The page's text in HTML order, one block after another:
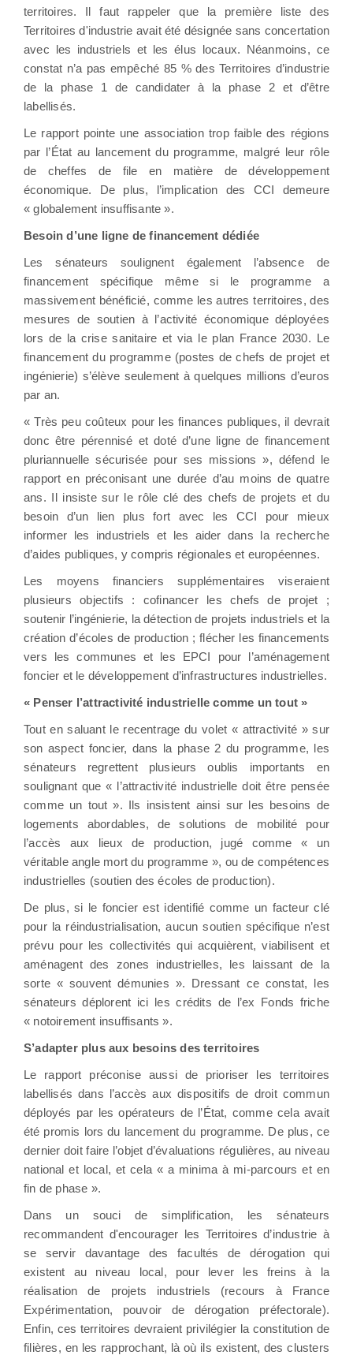
territoires. Il faut rappeler que la première liste des
Territoires d'industrie avait été désignée sans concertation
avec les industriels et les élus locaux. Néanmoins, ce
constat n’a pas empêché 85 % des Territoires d’industrie
de la phase 1 de candidater à la phase 2 et d’être
labellisés.
Le rapport pointe une association trop faible des régions
par l’État au lancement du programme, malgré leur rôle
de cheffes de file en matière de développement
économique. De plus, l’implication des CCI demeure
« globalement insuffisante ».
Besoin d’une ligne de financement dédiée
Les sénateurs soulignent également l’absence de
financement spécifique même si le programme a
massivement bénéficié, comme les autres territoires, des
mesures de soutien à l’activité économique déployées
lors de la crise sanitaire et via le plan France 2030. Le
financement du programme (postes de chefs de projet et
ingénierie) s’élève seulement à quelques millions d’euros
par an.
« Très peu coûteux pour les finances publiques, il devrait
donc être pérennisé et doté d’une ligne de financement
pluriannuelle sécurisée pour ses missions », défend le
rapport en préconisant une durée d’au moins de quatre
ans. Il insiste sur le rôle clé des chefs de projets et du
besoin d’un lien plus fort avec les CCI pour mieux
informer les industriels et les aider dans la recherche
d’aides publiques, y compris régionales et européennes.
Les moyens financiers supplémentaires viseraient
plusieurs objectifs : cofinancer les chefs de projet ;
soutenir l’ingénierie, la détection de projets industriels et la
création d’écoles de production ; flécher les financements
vers les communes et les EPCI pour l’aménagement
foncier et le développement d’infrastructures industrielles.
« Penser l’attractivité industrielle comme un tout »
Tout en saluant le recentrage du volet « attractivité » sur
son aspect foncier, dans la phase 2 du programme, les
sénateurs regrettent plusieurs oublis importants en
soulignant que « l’attractivité industrielle doit être pensée
comme un tout ». Ils insistent ainsi sur les besoins de
logements abordables, de solutions de mobilité pour
l’accès aux lieux de production, jugé comme « un
véritable angle mort du programme », ou de compétences
industrielles (soutien des écoles de production).
De plus, si le foncier est identifié comme un facteur clé
pour la réindustrialisation, aucun soutien spécifique n’est
prévu pour les collectivités qui acquièrent, viabilisent et
aménagent des zones industrielles, les laissant de la
sorte « souvent démunies ». Dressant ce constat, les
sénateurs déplorent ici les crédits de l’ex Fonds friche
« notoirement insuffisants ».
S’adapter plus aux besoins des territoires
Le rapport préconise aussi de prioriser les territoires
labellisés dans l’accès aux dispositifs de droit commun
déployés par les opérateurs de l’État, comme cela avait
été promis lors du lancement du programme. De plus, ce
dernier doit faire l’objet d’évaluations régulières, au niveau
national et local, et cela « a minima à mi-parcours et en
fin de phase ».
Dans un souci de simplification, les sénateurs
recommandent d'encourager les Territoires d’industrie à
se servir davantage des facultés de dérogation qui
existent au niveau local, pour lever les freins à la
réalisation de projets industriels (recours à France
Expérimentation, pouvoir de dérogation préfectorale).
Enfin, ces territoires devraient privilégier la constitution de
filières, en les rapprochant, là où ils existent, des clusters